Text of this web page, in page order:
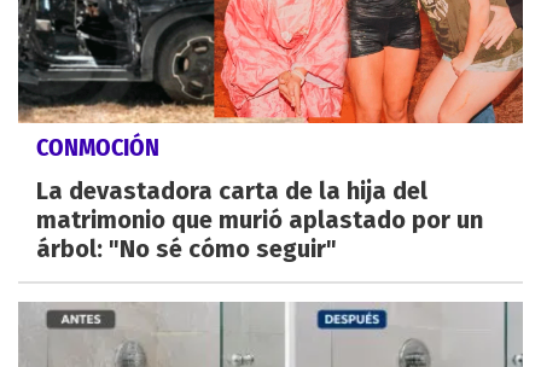
CONMOCIÓN
La devastadora carta de la hija del
matrimonio que murió aplastado por un
árbol: "No sé cómo seguir"